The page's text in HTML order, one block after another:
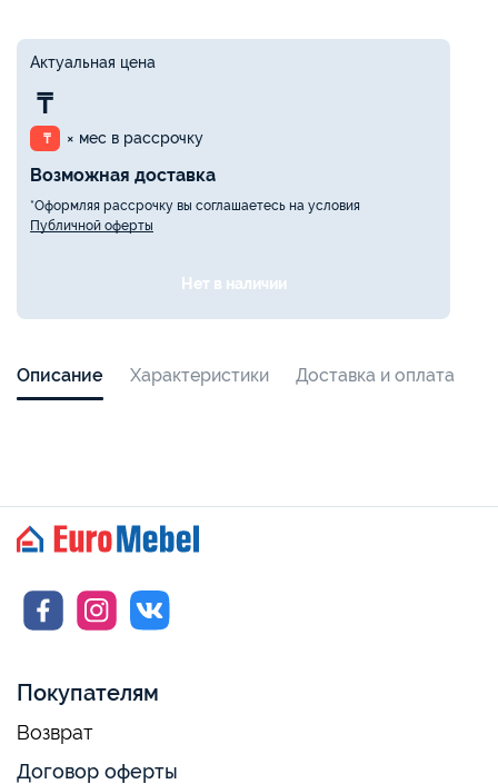
Актуальная цена
₸
₸ × мес в рассрочку
Возможная доставка
*Оформляя рассрочку вы соглашаетесь на условия
Публичной оферты
Нет в наличии
Описание Характеристики Доставка и оплата
Покупателям
Возврат
Договор оферты